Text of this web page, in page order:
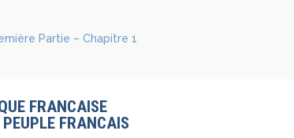
Partie – Chapitre 1
FRANCAISE
FRANCAIS